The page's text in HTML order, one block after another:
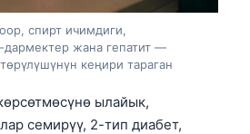
спирт ичимдиги,
жана гепатит —
кеңири тараган
ылайык,
семирүү, 2-тип диабет,